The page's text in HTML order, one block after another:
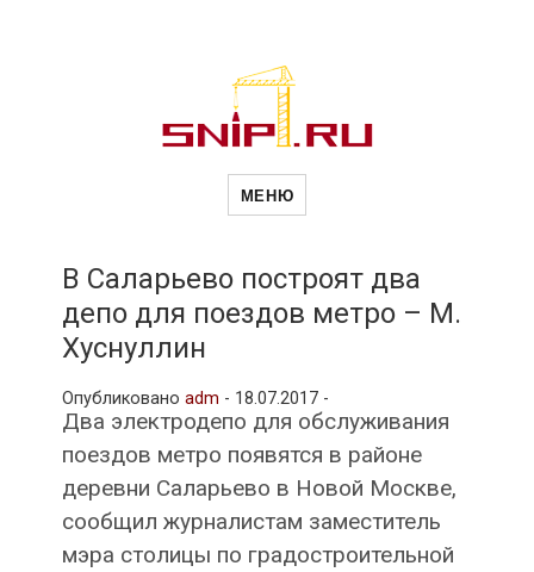
Новости
рубрики
МЕНЮ
В Саларьево построят два
депо для поездов метро – М.
Хуснуллин
Опубликовано adm - 18.07.2017 -
Два электродепо для обслуживания
поездов метро появятся в районе
деревни Саларьево в Новой Москве,
сообщил журналистам заместитель
мэра столицы по градостроительной